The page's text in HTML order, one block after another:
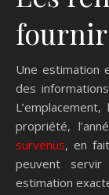
fournir
Une estimation
des
propriété,
survenus, en
peuvent
estimation